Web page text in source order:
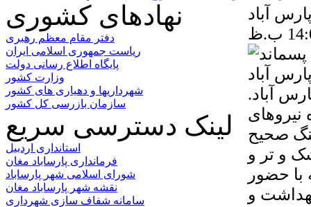
آباد
آباد.
نیروهای
صحیح
و تر و
حضور
نهادهای کشوری
دفتر مقام معظم رهبری
ریاست جمهوری اسلامی ایران
پایگاه اطلاع رسانی دولت
وزارت کشور
شهرداریها و دهیاری های کشور
سازمان بازرسی کل کشور
لینک دسترسی سریع
استانداری اردبیل
فرمانداری پارساباد مغان
شورای اسلامی شهر پارساباد
نقشه شهر پارساباد مغان
سامانه شفاف سازی شهرداری